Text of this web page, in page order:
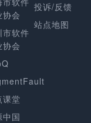
协会
市软件
协会
课堂
中国
投诉/反馈
站点地图